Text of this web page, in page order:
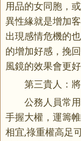
用品的女同胞，
異性緣就是增加
出現感情危機的
的增加好感，挽
風鏡的效果會更好
第三貴人：將
公務人員常
手握大權，運籌
相宜,祿重權高足